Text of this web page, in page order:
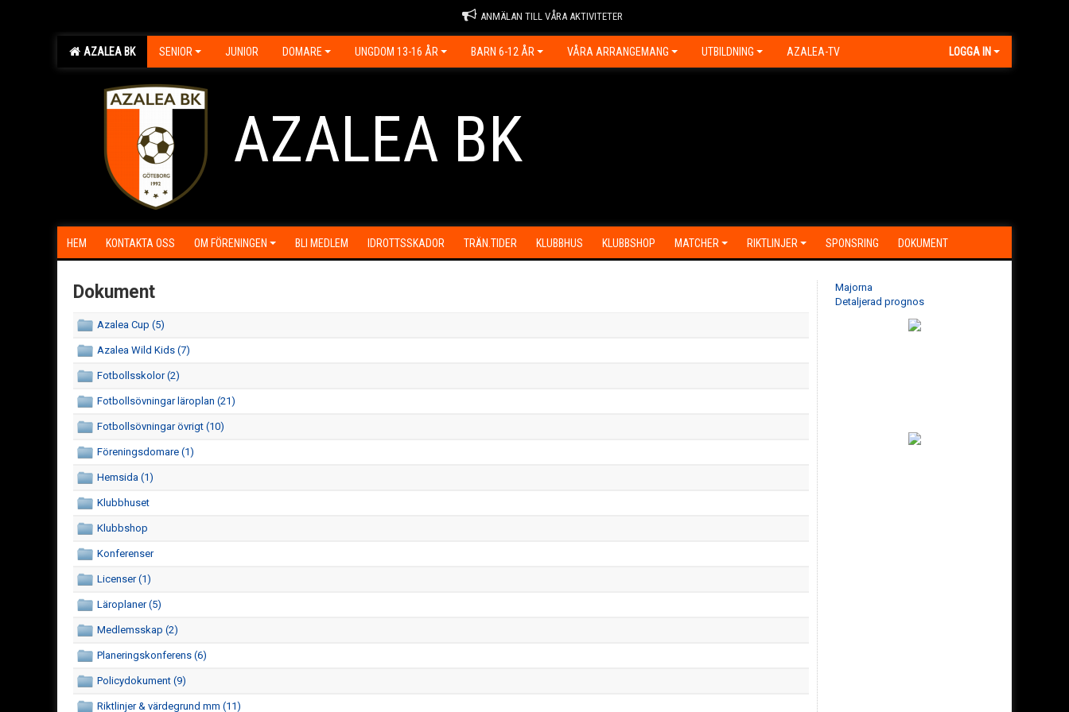
ANMÄLAN TILL VÅRA AKTIVITETER
AZALEA BK SENIOR JUNIOR DOMARE UNGDOM 13-16 ÅR BARN 6-12 ÅR VÅRA ARRANGEMANG UTBILDNING AZALEA-TV LOGGA IN
AZALEA BK
HEM KONTAKTA OSS OM FÖRENINGEN BLI MEDLEM IDROTTSSKADOR TRÄN.TIDER KLUBBHUS KLUBBSHOP MATCHER RIKTLINJER SPONSRING DOKUMENT
Dokument
Azalea Cup (5)
Azalea Wild Kids (7)
Fotbollsskolor (2)
Fotbollsövningar läroplan (21)
Fotbollsövningar övrigt (10)
Föreningsdomare (1)
Hemsida (1)
Klubbhuset
Klubbshop
Konferenser
Licenser (1)
Läroplaner (5)
Medlemsskap (2)
Planeringskonferens (6)
Policydokument (9)
Riktlinjer & värdegrund mm (11)
Majorna
Detaljerad prognos